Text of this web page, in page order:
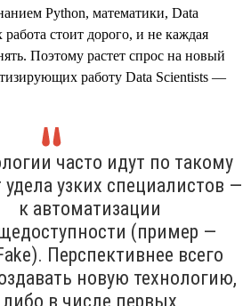
Python, математики, Data
стоит дорого, и не каждая
Поэтому растет спрос на новый
работу Data Scientists —
часто идут по такому
удела узких специалистов —
к автоматизации
(пример —
Перспективнее всего
новую технологию,
либо в числе первых